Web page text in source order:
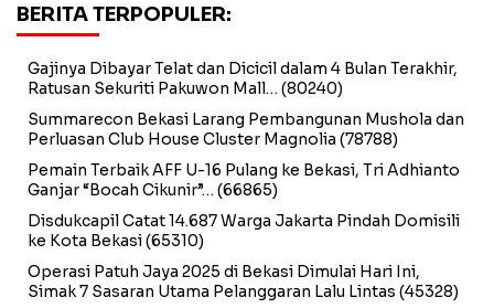
BERITA TERPOPULER:
Gajinya Dibayar Telat dan Dicicil dalam 4 Bulan Terakhir,
Ratusan Sekuriti Pakuwon Mall… (80240)
Summarecon Bekasi Larang Pembangunan Mushola dan
Perluasan Club House Cluster Magnolia (78788)
Pemain Terbaik AFF U-16 Pulang ke Bekasi, Tri Adhianto
Ganjar “Bocah Cikunir”… (66865)
Disdukcapil Catat 14.687 Warga Jakarta Pindah Domisili
ke Kota Bekasi(65310)
Operasi Patuh Jaya 2025 di Bekasi Dimulai Hari Ini,
Simak 7 Sasaran Utama Pelanggaran Lalu Lintas (45328)